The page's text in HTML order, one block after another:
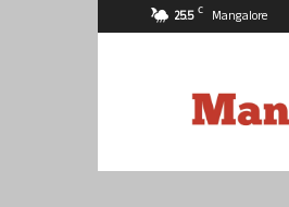
25.5 C Mangalore